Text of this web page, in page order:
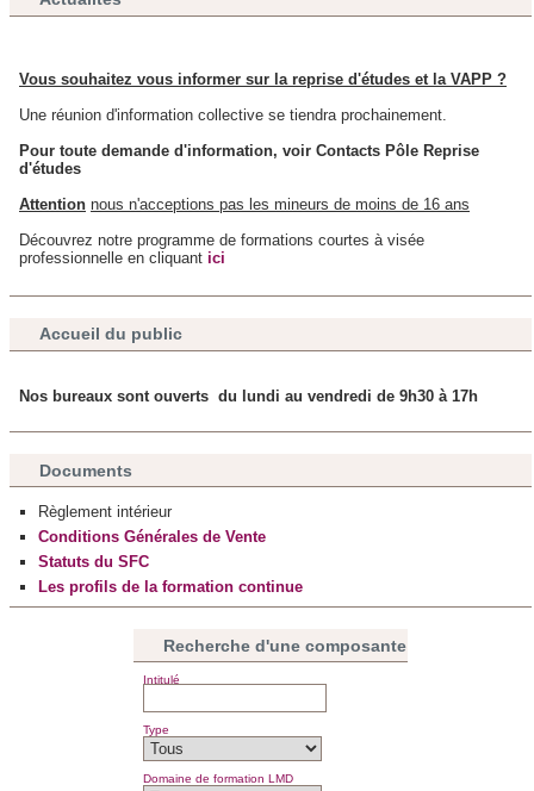
ont collectées lors de votre utilisation de leurs services.
Vous souhaitez vous informer sur la reprise d'études et la VAPP ?
Une réunion d'information collective se tiendra prochainement.
Pour toute demande d'information, voir Contacts Pôle Reprise
d'études
Attention nous n'acceptions pas les mineurs de moins de 16 ans
Découvrez notre programme de formations courtes à visée
professionnelle en cliquant ici
Accueil du public
Nos bureaux sont ouverts du lundi au vendredi de 9h30 à 17h
Documents
Règlement intérieur
Conditions Générales de Vente
Statuts du SFC
Les profils de la formation continue
Recherche d'une composante
Intitulé
Type
Domaine de formation LMD